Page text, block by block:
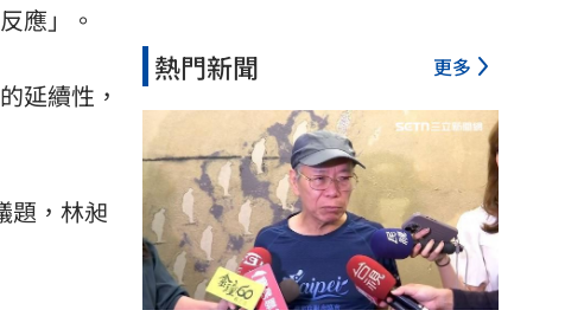
應」。
延續性，
題，林昶
熱門新聞 更多